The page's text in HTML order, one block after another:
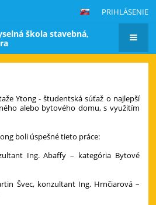
PRIHLÁSENIE
škola stavebná,
Ytong - študentská súťaž o najlepší
alebo bytového domu, s využitím
boli úspešné tieto práce:
Ing. Abaffy – kategória Bytové
Švec, konzultant Ing. Hrnčiarová –